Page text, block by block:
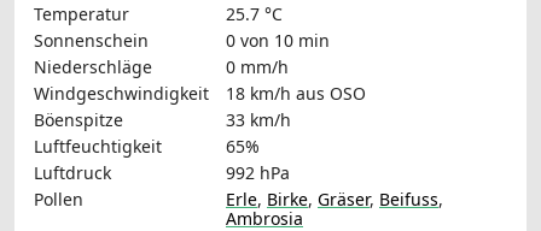
Temperatur
25.7 °C
Sonnenschein
0 von 10 min
Niederschläge
0 mm/h
Windgeschwindigkeit
18 km/h aus OSO
Böenspitze
33 km/h
Luftfeuchtigkeit
65%
Luftdruck
992 hPa
Pollen
Erle, Birke, Gräser, Beifuss,
Ambrosia